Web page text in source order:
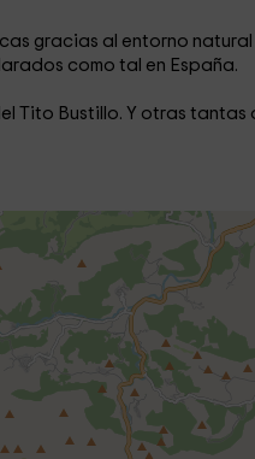
gracias al entorno natural
como tal en España.
Tito Bustillo. Y otras tantas